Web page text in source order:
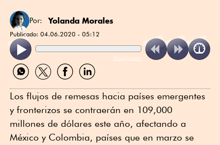
Por: Yolanda Morales
Publicado: 04.06.2020 - 05:12
ReadSpeaker
Compartir
por
Compartir
por
Compartir
por
Compartir
por
Los flujos de remesas hacia países emergentes
y fronterizos se contraerán en 109,000
millones de dólares este año, afectando a
México y Colombia, países que en marzo se